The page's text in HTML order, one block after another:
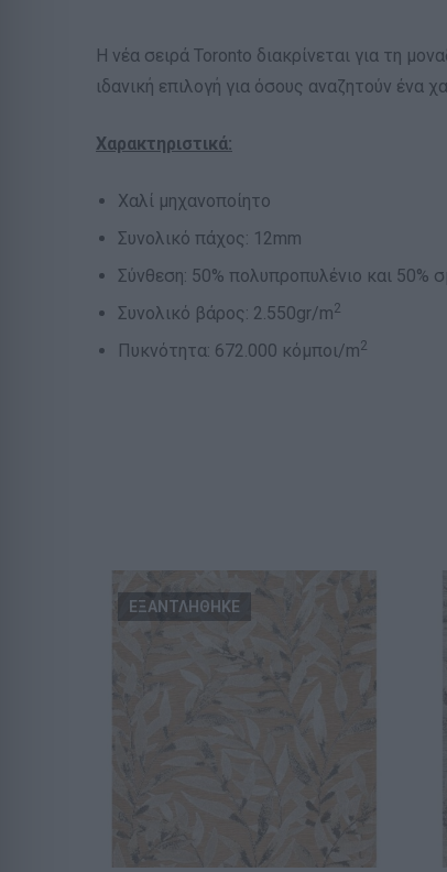
Η νέα σειρά Toronto διακρίνεται για τη
ιδανική επιλογή για όσους αναζητούν ένα
Χαρακτηριστικά:
Χαλί μηχανοποίητο
Συνολικό πάχος: 12mm
Σύνθεση: 50% πολυπροπυλένιο και 50%
Συνολικό βάρος: 2.550gr/m2
Πυκνότητα: 672.000 κόμποι/m2
ΕΞΑΝΤΛΗΘΗΚΕ